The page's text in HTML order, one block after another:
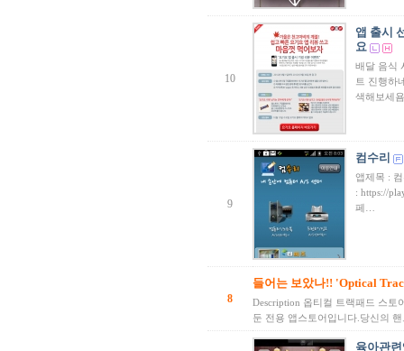
10
앱 출시
요
배달 음식
트 진행하
색해보세
9
컴수리
앱제목 :
: https://
페…
8
들어는 보았나!! 'Optical
Description 옵티컬 트랙패드 스토
둔 전용 앱스토어입니다.당신의
육아관